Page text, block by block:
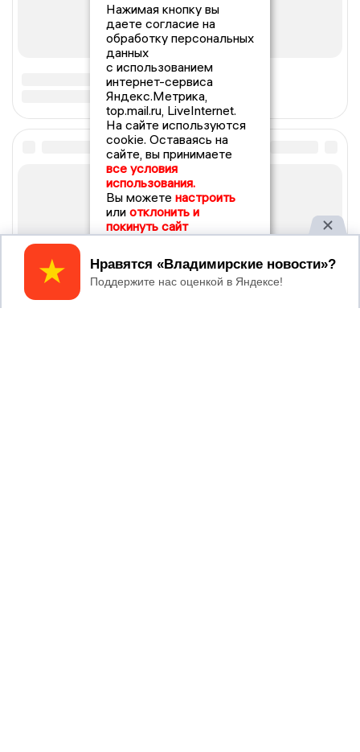
Нажимая кнопку вы
даете согласие на
обработку персональных
данных
с использованием
интернет-сервиса
Яндекс.Метрика,
top.mail.ru, LiveInternet.
На сайте используются
cookie. Оставаясь на
сайте, вы принимаете
все условия
использования.
Вы можете настроить
или отклонить и
покинуть сайт
Принять